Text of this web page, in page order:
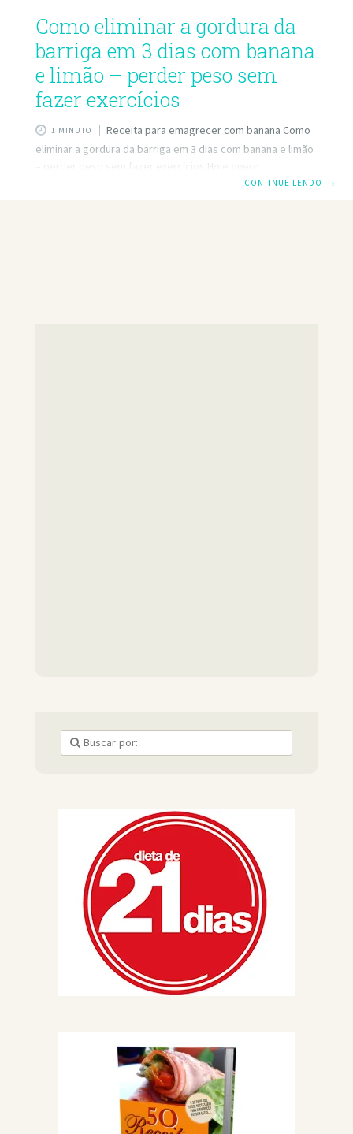
Como eliminar a gordura da
barriga em 3 dias com banana
e limão – perder peso sem
fazer exercícios
1 MINUTO
Receita para emagrecer com banana Como
eliminar a gordura da barriga em 3 dias com banana e limão
– perder peso sem fazer exercícios Hoje quero
compartilhar com você uma receita com a qual você pode
CONTINUE LENDO →